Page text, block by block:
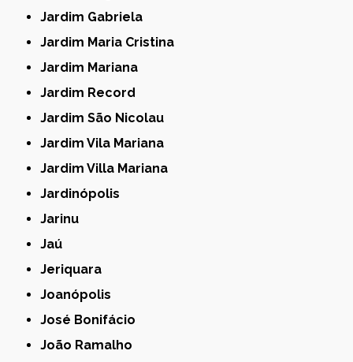
Jardim Gabriela
Jardim Maria Cristina
Jardim Mariana
Jardim Record
Jardim São Nicolau
Jardim Vila Mariana
Jardim Villa Mariana
Jardinópolis
Jarinu
Jaú
Jeriquara
Joanópolis
José Bonifácio
João Ramalho